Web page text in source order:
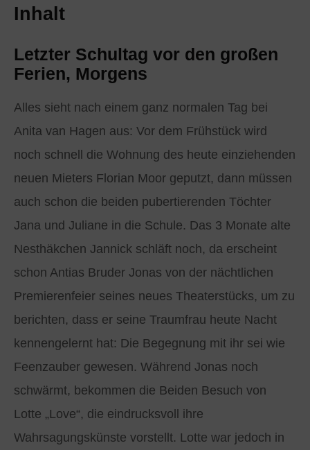
Inhalt
Letzter Schultag vor den großen
Ferien, Morgens
Alles sieht nach einem ganz normalen Tag bei
Anita van Hagen aus: Vor dem Frühstück wird
noch schnell die Wohnung des heute einziehenden
neuen Mieters Florian Moor geputzt, dann müssen
auch schon die beiden pubertierenden Töchter
Jana und Juliane in die Schule. Das 3 Monate alte
Nesthäkchen Jannick schläft noch, da erscheint
schon Antias Bruder Jonas von der nächtlichen
Premierenfeier seines neues Theaterstücks, um zu
berichten, dass er seine Traumfrau heute Nacht
kennengelernt hat: Die Begegnung mit ihr sei wie
Feenzauber gewesen. Während Jonas noch
schwärmt, bekommen die Beiden Besuch von
Lotte „Love“, die eindrucksvoll ihre
Wahrsagungskünste vorstellt. Lotte war jedoch in